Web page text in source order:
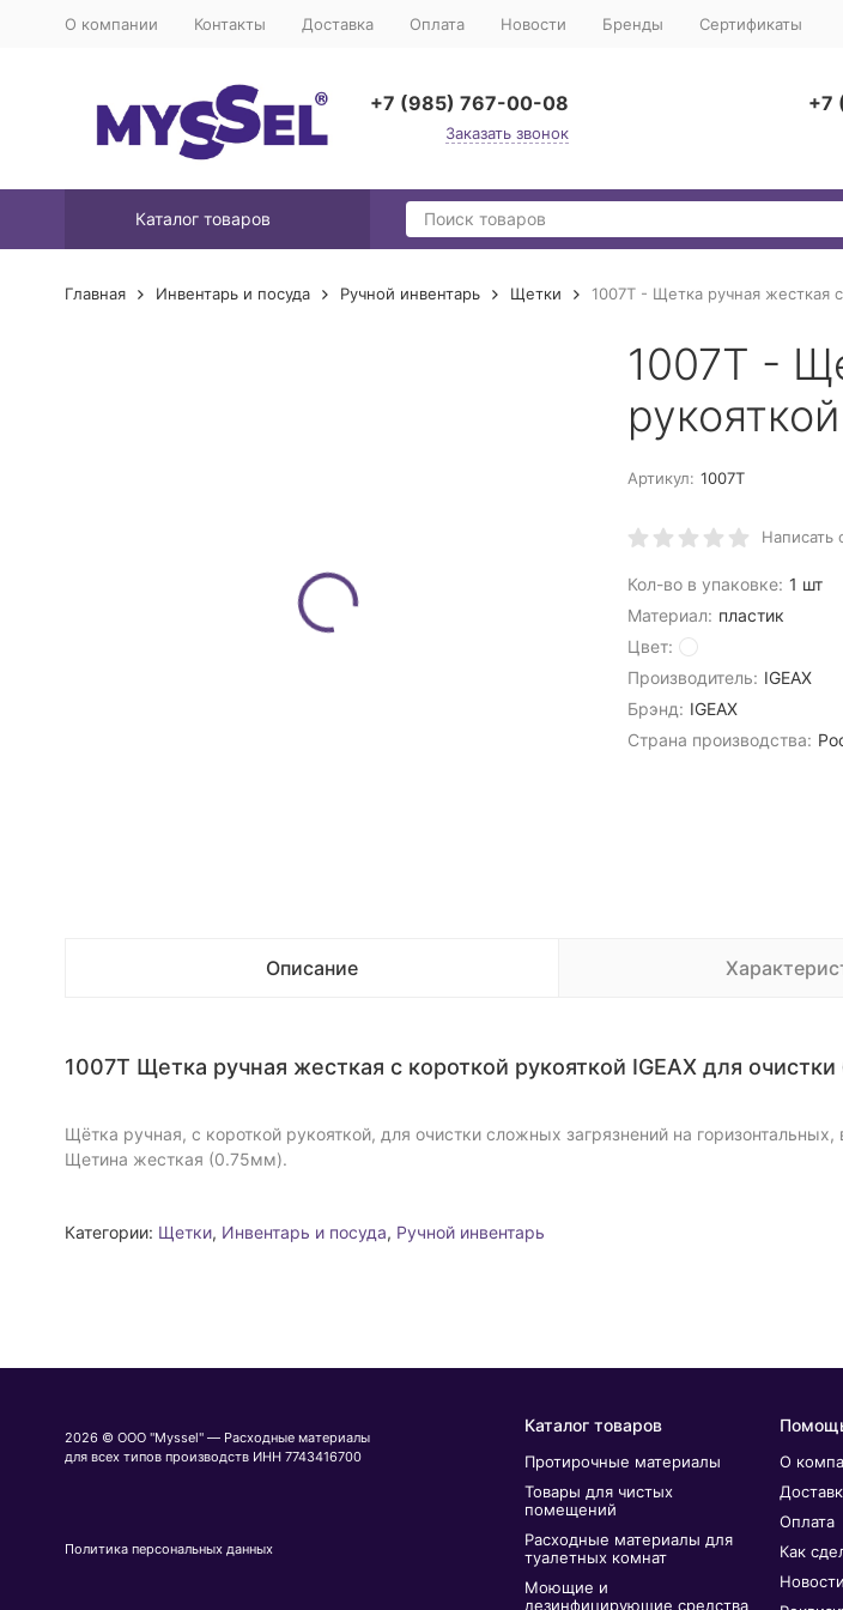
О компании Контакты Доставка Оплата Новости Бренды Сертификаты
+7 (985) 767-00-08
Заказать звонок
+7
Каталог товаров
Главная Инвентарь и посуда Ручной инвентарь Щетки 1007T - Щетка ручная жесткая
1007T -
Артикул: 1007Т
Написать
Кол-во в упаковке: 1 шт
Материал: пластик
Цвет:
Производитель: IGEAX
Брэнд: IGEAX
Страна производства:
Описание
1007Т Щетка ручная жесткая с короткой рукояткой IGEAX для очистки
Щётка ручная, с короткой рукояткой, для очистки сложных загрязнений на
Щетина жесткая (0.75мм).
Категории: Щетки, Инвентарь и посуда, Ручной инвентарь
2026 © ООО "Myssel" — Расходные материалы
для всех типов производств ИНН 7743416700
Политика персональных данных
Каталог товаров
Протирочные материалы
Товары для чистых
помещений
Расходные материалы для
туалетных комнат
Моющие и
дезинфицирующие средства
О
Оплата
Как
Новости